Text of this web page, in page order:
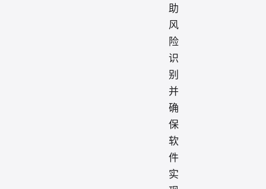
助
风
险
识
别
并
确
保
软
件
实